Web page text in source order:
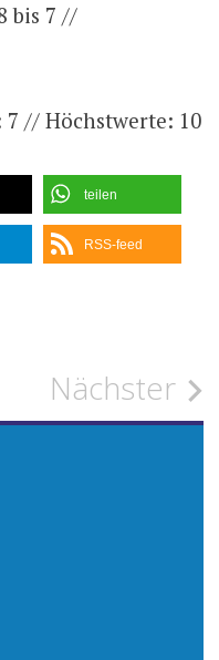
bis 7 //
7 // Höchstwerte: 10
teilen
RSS-feed
Nächster